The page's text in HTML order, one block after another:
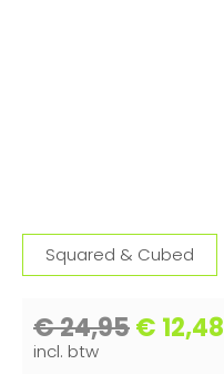
Squared & Cubed
€24,95€ 12,48
incl. btw